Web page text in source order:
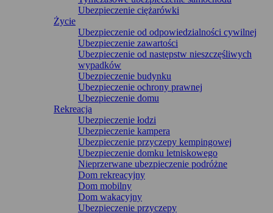
Ubezpieczenie ciężarówki
Życie
Ubezpieczenie od odpowiedzialności cywilnej
Ubezpieczenie zawartości
Ubezpieczenie od następstw nieszczęśliwych
wypadków
Ubezpieczenie budynku
Ubezpieczenie ochrony prawnej
Ubezpieczenie domu
Rekreacja
Ubezpieczenie łodzi
Ubezpieczenie kampera
Ubezpieczenie przyczepy kempingowej
Ubezpieczenie domku letniskowego
Nieprzerwane ubezpieczenie podróżne
Dom rekreacyjny
Dom mobilny
Dom wakacyjny
Ubezpieczenie przyczepy